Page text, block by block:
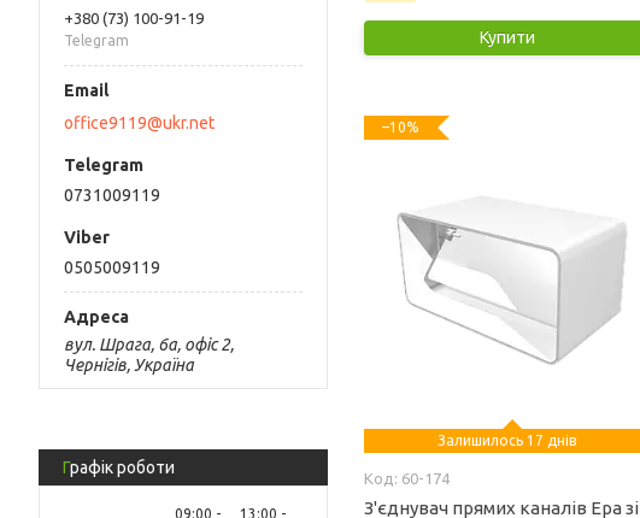
+380 (73) 100-91-19
Telegram
office9119@ukr.net
0731009119
0505009119
вул. Шрага, 6а, офіс 2,
Чернігів, Україна
Графік роботи
09:00
13:00
Купити
–10%
Залишилось 17 днів
60-174
З'єднувач прямих каналів Ера зі